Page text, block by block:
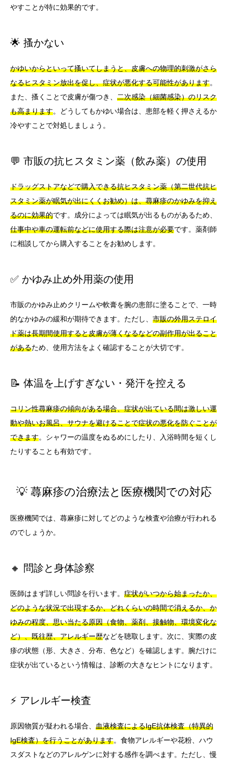
やすことが特に効果的です。
🌟 搔かない
かゆいからといって搔いてしまうと、皮膚への物理的刺激がさら
なるヒスタミン放出を促し、症状が悪化する可能性があります。
また、搔くことで皮膚が傷つき、 二次感染（細菌感染）のリスク
も高まります。どうしてもかゆい場合は、患部を軽く押さえるか
冷やすことで対処しましょう。
💬 市販の抗ヒスタミン薬（飲み薬）の使用
ドラッグストアなどで購入できる抗ヒスタミン薬（第二世代抗ヒ
スタミン薬が眠気が出にくくお勧め）は、蕁麻疹のかゆみを抑え
るのに効果的です。成分によっては眠気が出るものがあるため、
仕事中や車の運転前などに使用する際は注意が必要です。薬剤師
に相談してから購入することをお勧めします。
✅ かゆみ止め外用薬の使用
市販のかゆみ止めクリームや軟膏を腕の患部に塗ることで、一時
的なかゆみの緩和が期待できます。ただし、 市販の外用ステロイ
ド薬は長期間使用すると皮膚が薄くなるなどの副作用が出ること
があるため、使用方法をよく確認することが大切です。
📝 体温を上げすぎない・発汗を控える
コリン性蕁麻疹の傾向がある場合、症状が出ている間は激しい運
動や熱いお風呂、サウナを避けることで症状の悪化を防ぐことが
できます。シャワーの温度をぬるめにしたり、入浴時間を短くし
たりすることも有効です。
💡 蕁麻疹の治療法と医療機関での対応
医療機関では、蕁麻疹に対してどのような検査や治療が行われる
のでしょうか。
🔸 問診と身体診察
医師はまず詳しい問診を行います。 症状がいつから始まったか、
どのような状況で出現するか、どれくらいの時間で消えるか、か
ゆみの程度、思い当たる原因（食物、薬剤、接触物、環境変化な
ど）、既往歴、アレルギー歴などを聴取します。次に、実際の皮
疹の状態（形、大きさ、分布、色など）を確認します。腕だけに
症状が出ているという情報は、診断の大きなヒントになります。
⚡ アレルギー検査
原因物質が疑われる場合、 血液検査によるIgE抗体検査（特異的
IgE検査）を行うことがあります。食物アレルギーや花粉、ハウ
スダストなどのアレルゲンに対する感作を調べます。ただし、慢